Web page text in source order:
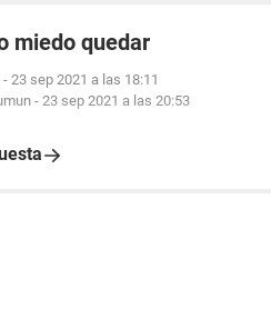
miedo quedar
- 23 sep 2021 a las 18:11
- 23 sep 2021 a las 20:53